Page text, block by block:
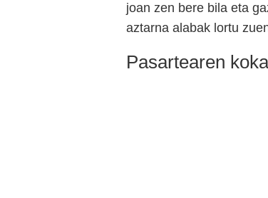
joan zen bere bila eta
aztarna alabak lortu
Pasartearen